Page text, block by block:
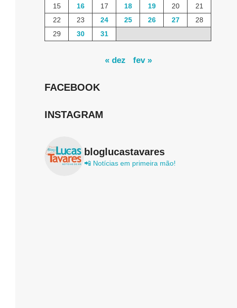
15
16 17 18 19 20
21
22
23 24 25 26 27
28
29
30 31
« dez fev »
FACEBOOK
INSTAGRAM
bloglucastavares
📲 Notícias em primeira mão!